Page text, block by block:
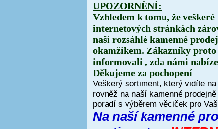
UPOZORNĚNÍ:
Vzhledem k tomu, že
internetových stránkách
naší rozsáhlé kamenné
okamžikem. Zákazníky proto
informovali , zda námi
Děkujeme za pochopení
Veškerý sortiment, který vidíte
rovněž na naší kamenné
poradí s výběrem věciček pro
Na naší kamenné